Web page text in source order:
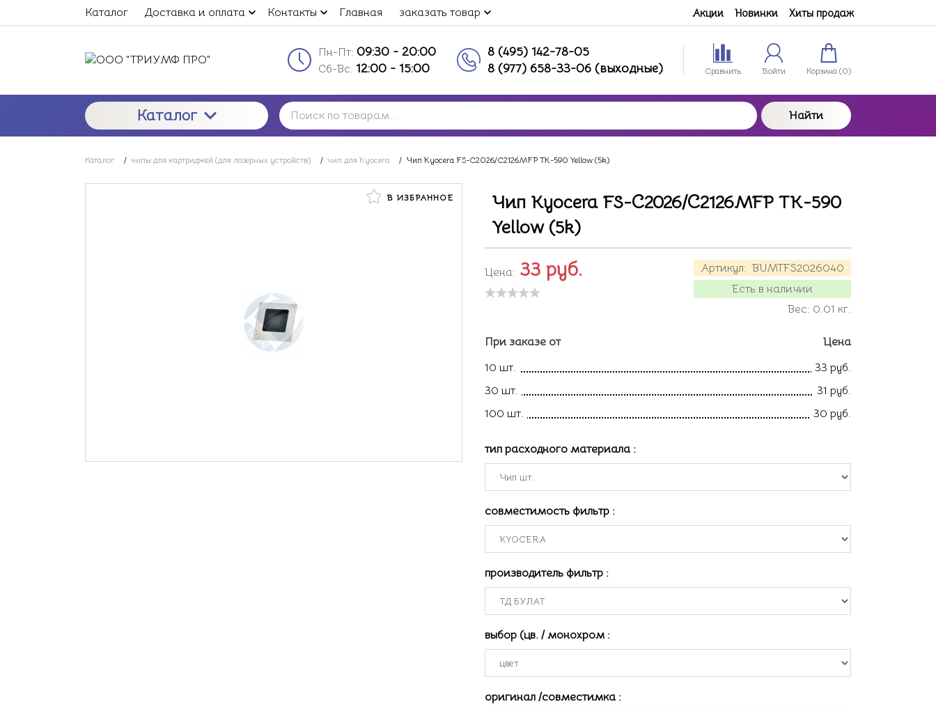
Каталог Доставка и оплата Контакты Главная заказать товар Акции Новинки Хиты продаж
Пн-Пт: 09:30 - 20:00
Сб-Вс: 12:00 - 15:00
8 (495) 142-78-05
8 (977) 658-33-06 (выходные)
Сравнить Войти Корзина (0)
Каталог Найти
Каталог / чипы для картриджей (для лазерных устройств) / чип для Kyocera / Чип Kyocera FS-C2026/C2126MFP TK-590 Yellow (5k)
В ИЗБРАННОЕ
Чип Kyocera FS-C2026/C2126MFP TK-590
Yellow (5k)
Артикул: BUMTFS2026040
Есть в наличии
Вес: 0.01 кг.
Цена: 33 руб.
При заказе от
Цена
10 шт.
33 руб.
30 шт.
31 руб.
100 шт.
30 руб.
тип расходного материала :
совместимость фильтр :
производитель фильтр :
выбор (цв. / монохром :
оригинал /совместимка :